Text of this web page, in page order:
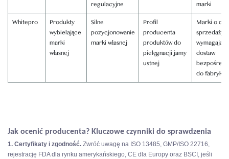
regulacyjne
marki
Whitepro
Produkty
wybielające
marki
własnej
Silne
pozycjonowanie
marki własnej
Profil
producenta
produktów do
pielęgnacji jamy
ustnej
Marki o
sprzedaży,
wymagające
dostaw
do fabryki
Jak ocenić producenta? Kluczowe czynniki do sprawdzenia
1. Certyfikaty i zgodność. Zwróć uwagę na ISO 13485, GMP/ISO 22716,
rejestrację FDA dla rynku amerykańskiego, CE dla Europy oraz BSCI, jeśli